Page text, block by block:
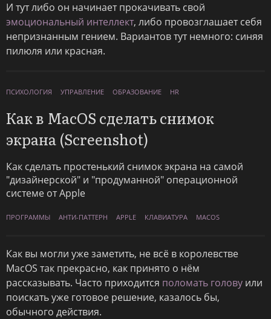
И тут либо он начинает прокачивать свой
эмоциональный интеллект, либо провозглашает себя
непризнанным гением. Вариантов тут немного: синяя
пилюля или красная.
ПСИХОЛОГИЯ УПРАВЛЕНИЕ ОБРАЗОВАНИЕ HR
Как в MacOS сделать снимок
экрана (Screenshot)
Как сделать простенький снимок экрана на самой
"дизайнерской" и "продуманной" операционной
системе от Apple
ПРОГРАММЫ АНТИ-ПАТТЕРН APPLE КЛАВИАТУРА MACOS
Как вы могли уже заметить, не всё в королевстве
MacOS так прекрасно, как принято о нём
рассказывать. Часто приходится поломать голову или
поискать уже готовое решение, казалось бы,
обычного действия.